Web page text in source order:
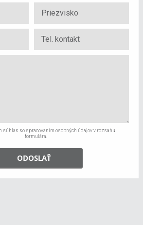
súhlas so spracovaním osobných údajov v rozsahu
formulára.
ODOSLAŤ